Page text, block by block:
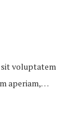
sit voluptatem
aperiam,…